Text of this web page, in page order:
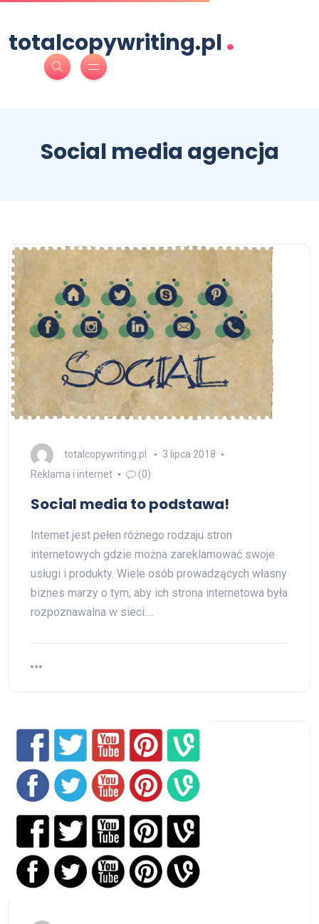
totalcopywriting.pl.
Social media agencja
totalcopywriting.pl
3 lipca 2018
Reklama i internet
(0)
Social media to podstawa!
Internet jest pełen różnego rodzaju stron
internetowych gdzie można zareklamować swoje
usługi i produkty. Wiele osób prowadzących własny
biznes marzy o tym, aby ich strona internetowa była
rozpoznawalna w sieci.…